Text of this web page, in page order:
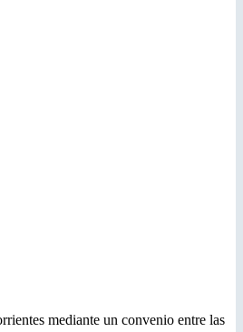
mediante un convenio entre las